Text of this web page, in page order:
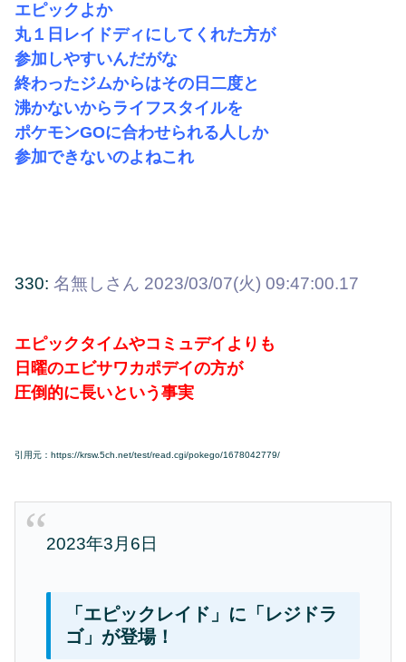
エピックよか
丸１日レイドディにしてくれた方が
参加しやすいんだがな
終わったジムからはその日二度と
沸かないからライフスタイルを
ポケモンGOに合わせられる人しか
参加できないのよねこれ
330: 名無しさん 2023/03/07(火) 09:47:00.17
エピックタイムやコミュデイよりも
日曜のエビサワカポデイの方が
圧倒的に長いという事実
引用元：https://krsw.5ch.net/test/read.cgi/pokego/1678042779/
2023年3月6日
「エピックレイド」に「レジドラ
ゴ」が登場！